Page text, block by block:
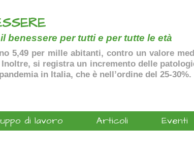
benessere per tutti e per tutte le età
5,49 per mille abitanti, contro un valore
Inoltre, si registra un incremento delle
in Italia, che è nell’ordine del 25-30%.
di lavoro Articoli Eventi